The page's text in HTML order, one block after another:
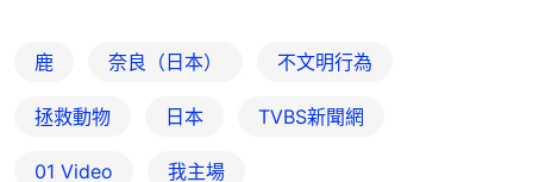
鹿 奈良（日本） 不文明行為
拯救動物 日本 TVBS新聞網
01 Video 我主場